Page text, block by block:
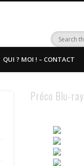
QUI ? MOI ! – CONTACT
Préco Blu-ray